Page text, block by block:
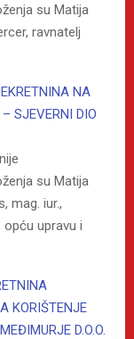
su Matija
ravnatelj
NA
SJEVERNI DIO
su Matija
mag. iur.,
upravu i
KORIŠTENJE
D.O.O.